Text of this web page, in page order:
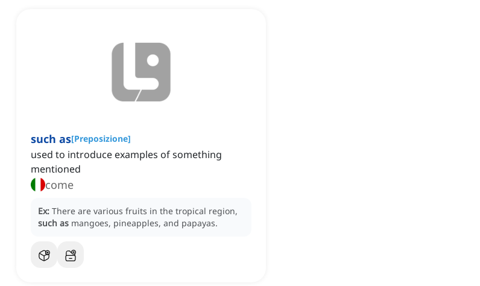
such as[Preposizione]
used to introduce examples of something
mentioned
come
Ex: There are various fruits in the tropical region,
such as mangoes, pineapples, and papayas.